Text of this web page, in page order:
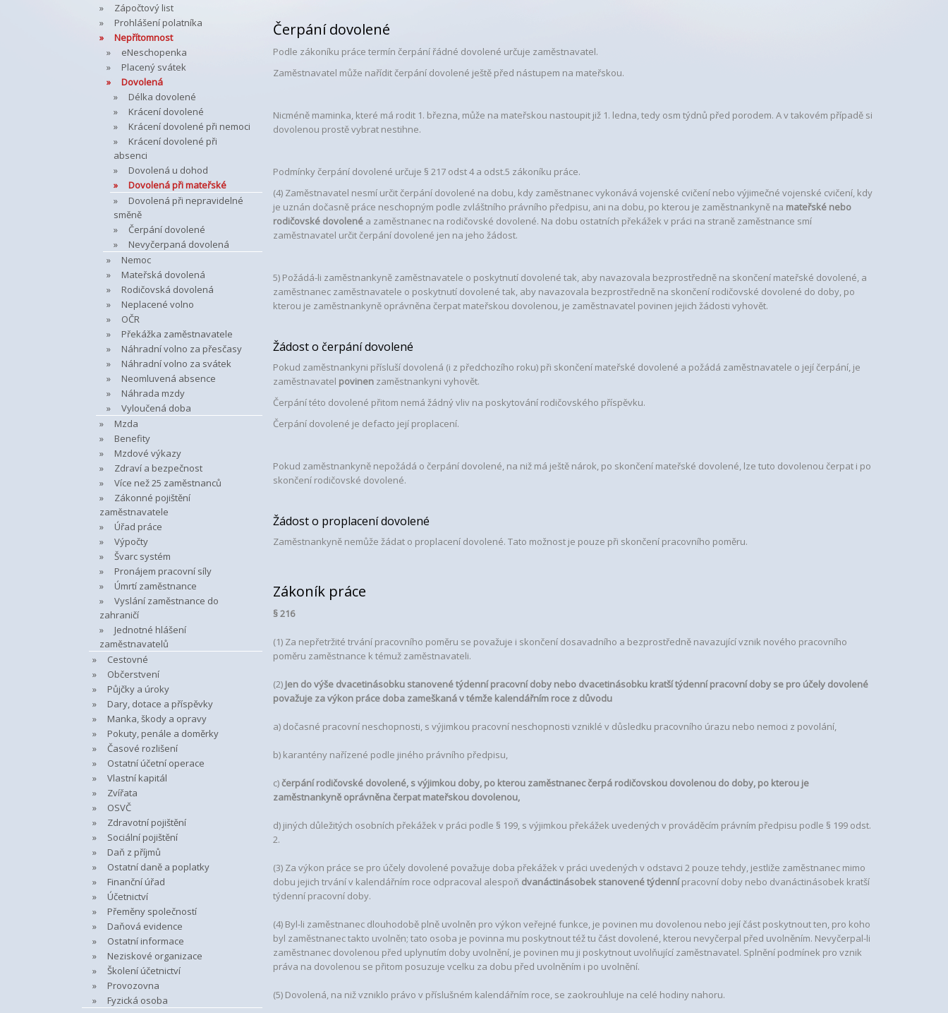
Zápočtový list
Prohlášení polatníka
Nepřítomnost
eNeschopenka
Placený svátek
Dovolená
Délka dovolené
Krácení dovolené
Krácení dovolené při nemoci
Krácení dovolené při
absenci
Dovolená u dohod
Dovolená při mateřské
Dovolená při nepravidelné
směně
Čerpání dovolené
Nevyčerpaná dovolená
Nemoc
Mateřská dovolená
Rodičovská dovolená
Neplacené volno
OČR
Překážka zaměstnavatele
Náhradní volno za přesčasy
Náhradní volno za svátek
Neomluvená absence
Náhrada mzdy
Vyloučená doba
Mzda
Benefity
Mzdové výkazy
Zdraví a bezpečnost
Více než 25 zaměstnanců
Zákonné pojištění
zaměstnavatele
Úřad práce
Výpočty
Švarc systém
Pronájem pracovní síly
Úmrtí zaměstnance
Vyslání zaměstnance do
zahraničí
Jednotné hlášení
zaměstnavatelů
Cestovné
Občerstvení
Půjčky a úroky
Dary, dotace a příspěvky
Manka, škody a opravy
Pokuty, penále a doměrky
Časové rozlišení
Ostatní účetní operace
Vlastní kapitál
Zvířata
OSVČ
Zdravotní pojištění
Sociální pojištění
Daň z příjmů
Ostatní daně a poplatky
Finanční úřad
Účetnictví
Přeměny společností
Daňová evidence
Ostatní informace
Neziskové organizace
Školení účetnictví
Provozovna
Fyzická osoba
Čerpání dovolené
Podle zákoníku práce termín čerpání řádné dovolené určuje zaměstnavatel.
Zaměstnavatel může nařídit čerpání dovolené ještě před nástupem na mateřskou.
Nicméně maminka, které má rodit 1. března, může na mateřskou nastoupit již 1. ledna, tedy osm týdnů před porodem. A v takovém případě si
dovolenou prostě vybrat nestihne.
Podmínky čerpání dovolené určuje § 217 odst 4 a odst.5 zákoníku práce.
(4) Zaměstnavatel nesmí určit čerpání dovolené na dobu, kdy zaměstnanec vykonává vojenské cvičení nebo výjimečné vojenské cvičení, kdy
je uznán dočasně práce neschopným podle zvláštního právního předpisu, ani na dobu, po kterou je zaměstnankyně na mateřské nebo
rodičovské dovolené a zaměstnanec na rodičovské dovolené. Na dobu ostatních překážek v práci na straně zaměstnance smí
zaměstnavatel určit čerpání dovolené jen na jeho žádost.
5) Požádá-li zaměstnankyně zaměstnavatele o poskytnutí dovolené tak, aby navazovala bezprostředně na skončení mateřské dovolené, a
zaměstnanec zaměstnavatele o poskytnutí dovolené tak, aby navazovala bezprostředně na skončení rodičovské dovolené do doby, po
kterou je zaměstnankyně oprávněna čerpat mateřskou dovolenou, je zaměstnavatel povinen jejich žádosti vyhovět.
Žádost o čerpání dovolené
Pokud zaměstnankyni přísluší dovolená (i z předchozího roku) při skončení mateřské dovolené a požádá zaměstnavatele o její čerpání, je
zaměstnavatel povinen zaměstnankyni vyhovět.
Čerpání této dovolené přitom nemá žádný vliv na poskytování rodičovského příspěvku.
Čerpání dovolené je defacto její proplacení.
Pokud zaměstnankyně nepožádá o čerpání dovolené, na niž má ještě nárok, po skončení mateřské dovolené, lze tuto dovolenou čerpat i po
skončení rodičovské dovolené.
Žádost o proplacení dovolené
Zaměstnankyně nemůže žádat o proplacení dovolené. Tato možnost je pouze při skončení pracovního poměru.
Zákoník práce
§ 216
(1) Za nepřetržité trvání pracovního poměru se považuje i skončení dosavadního a bezprostředně navazující vznik nového pracovního
poměru zaměstnance k témuž zaměstnavateli.
(2) Jen do výše dvacetinásobku stanovené týdenní pracovní doby nebo dvacetinásobku kratší týdenní pracovní doby se pro účely dovolené
považuje za výkon práce doba zameškaná v témže kalendářním roce z důvodu
a) dočasné pracovní neschopnosti, s výjimkou pracovní neschopnosti vzniklé v důsledku pracovního úrazu nebo nemoci z povolání,
b) karantény nařízené podle jiného právního předpisu,
c)čerpání rodičovské dovolené, s výjimkou doby, po kterou zaměstnanec čerpá rodičovskou dovolenou do doby, po kterou je
zaměstnankyně oprávněna čerpat mateřskou dovolenou,
d) jiných důležitých osobních překážek v práci podle § 199, s výjimkou překážek uvedených v prováděcím právním předpisu podle § 199 odst.
2.
(3) Za výkon práce se pro účely dovolené považuje doba překážek v práci uvedených v odstavci 2 pouze tehdy, jestliže zaměstnanec mimo
dobu jejich trvání v kalendářním roce odpracoval alespoň dvanáctinásobek stanovené týdennípracovní doby nebo dvanáctinásobek kratší
týdenní pracovní doby.
(4) Byl-li zaměstnanec dlouhodobě plně uvolněn pro výkon veřejné funkce, je povinen mu dovolenou nebo její část poskytnout ten, pro koho
byl zaměstnanec takto uvolněn; tato osoba je povinna mu poskytnout též tu část dovolené, kterou nevyčerpal před uvolněním. Nevyčerpal-li
zaměstnanec dovolenou před uplynutím doby uvolnění, je povinen mu ji poskytnout uvolňující zaměstnavatel. Splnění podmínek pro vznik
práva na dovolenou se přitom posuzuje vcelku za dobu před uvolněním i po uvolnění.
(5) Dovolená, na niž vzniklo právo v příslušném kalendářním roce, se zaokrouhluje na celé hodiny nahoru.